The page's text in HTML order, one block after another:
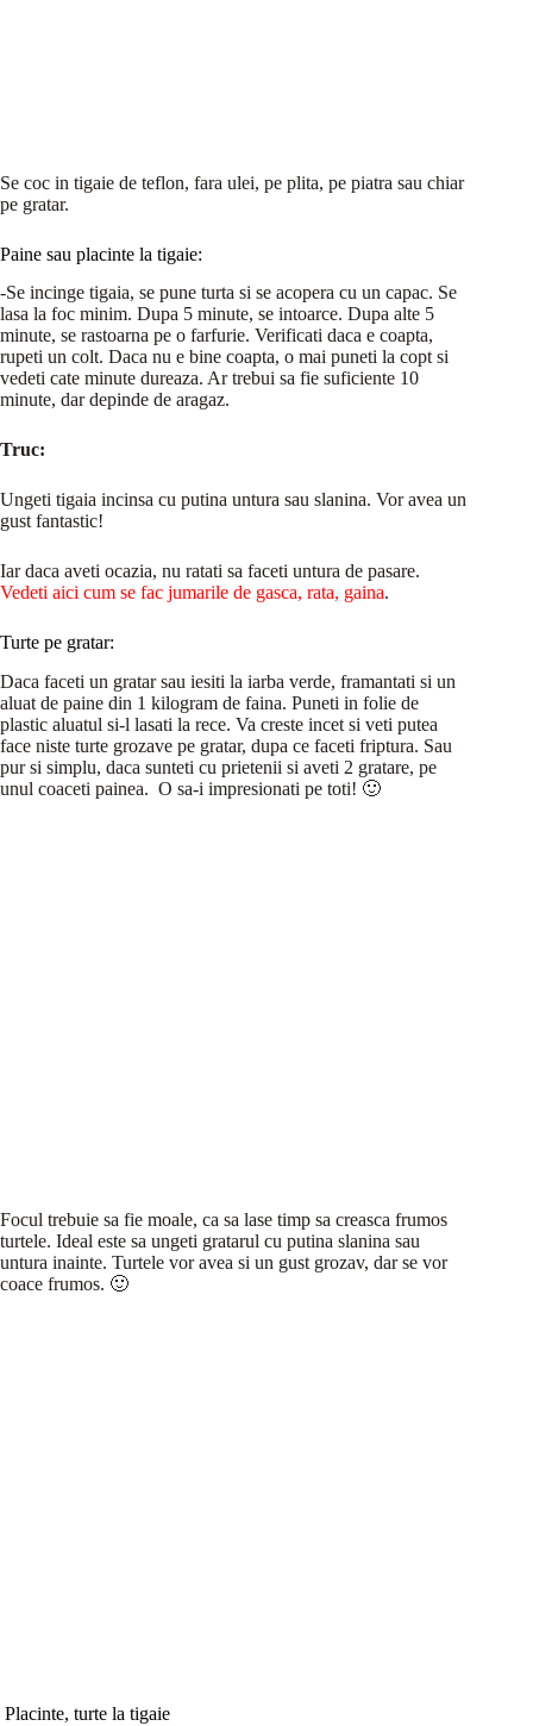
Se coc in tigaie de teflon, fara ulei, pe plita, pe piatra sau chiar
pe gratar.
Paine sau placinte la tigaie:
-Se incinge tigaia, se pune turta si se acopera cu un capac. Se
lasa la foc minim. Dupa 5 minute, se intoarce. Dupa alte 5
minute, se rastoarna pe o farfurie. Verificati daca e coapta,
rupeti un colt. Daca nu e bine coapta, o mai puneti la copt si
vedeti cate minute dureaza. Ar trebui sa fie suficiente 10
minute, dar depinde de aragaz.
Truc:
Ungeti tigaia incinsa cu putina untura sau slanina. Vor avea un
gust fantastic!
Iar daca aveti ocazia, nu ratati sa faceti untura de pasare.
Vedeti aici cum se fac jumarile de gasca, rata, gaina.
Turte pe gratar:
Daca faceti un gratar sau iesiti la iarba verde, framantati si un
aluat de paine din 1 kilogram de faina. Puneti in folie de
plastic aluatul si-l lasati la rece. Va creste incet si veti putea
face niste turte grozave pe gratar, dupa ce faceti friptura. Sau
pur si simplu, daca sunteti cu prietenii si aveti 2 gratare, pe
unul coaceti painea. O sa-i impresionati pe toti! 🙂
Focul trebuie sa fie moale, ca sa lase timp sa creasca frumos
turtele. Ideal este sa ungeti gratarul cu putina slanina sau
untura inainte. Turtele vor avea si un gust grozav, dar se vor
coace frumos. 🙂
Placinte, turte la tigaie